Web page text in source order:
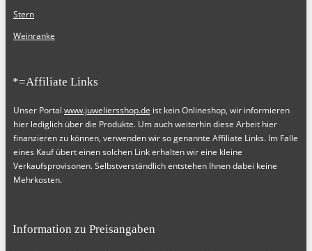
Stern
Weinranke
*=Affiliate Links
Unser Portal www.juweliersshop.de ist kein Onlineshop, wir informieren
hier lediglich über die Produkte. Um auch weiterhin diese Arbeit hier
finanzieren zu können, verwenden wir so genannte Affiliate Links. Im Falle
eines Kauf übert einen solchen Link erhalten wir eine kleine
Verkaufsprovisonen. Selbstverständlich entstehen Ihnen dabei keine
Mehrkosten.
Information zu Preisangaben